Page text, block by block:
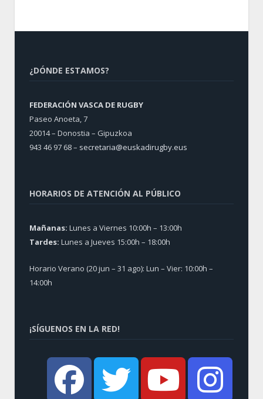
¿DÓNDE ESTAMOS?
FEDERACIÓN VASCA DE RUGBY
Paseo Anoeta, 7
20014 – Donostia – Gipuzkoa
943 46 97 68 – secretaria@euskadirugby.eus
HORARIOS DE ATENCIÓN AL PÚBLICO
Mañanas: Lunes a Viernes 10:00h – 13:00h
Tardes: Lunes a Jueves 15:00h – 18:00h
Horario Verano (20 jun – 31 ago): Lun – Vier: 10:00h –
14:00h
¡SÍGUENOS EN LA RED!